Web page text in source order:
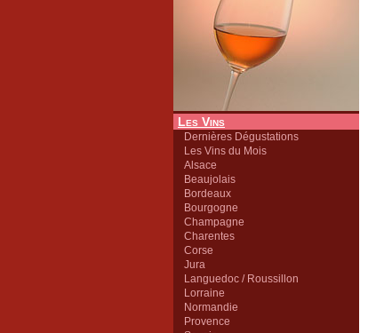
Les Vins
Dernières Dégustations
Les Vins du Mois
Alsace
Beaujolais
Bordeaux
Bourgogne
Champagne
Charentes
Corse
Jura
Languedoc / Roussillon
Lorraine
Normandie
Provence